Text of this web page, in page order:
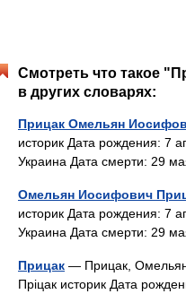
Смотреть что такое
в других словарях:
Прицак Омельян
историк Дата рождения: 7
Украина Дата смерти: 29
Омельян Иосифович
историк Дата рождения: 7
Украина Дата смерти: 29
Прицак — Прицак,
Пріцак историк Дата